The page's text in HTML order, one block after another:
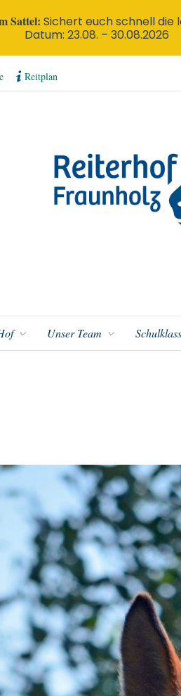
Reitplan
Unser Team
Sattel: Sichert euch schnell die
Datum: 23.08. – 30.08.2026